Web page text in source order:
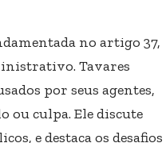
no artigo 37,
Tavares
​​por seus agentes,
ou culpa. Ele discute
e destaca os desafios